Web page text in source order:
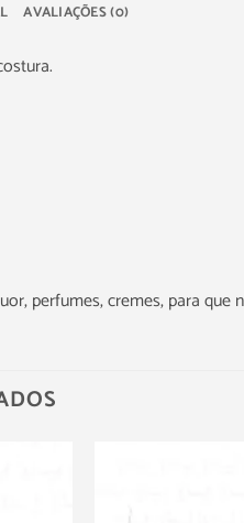
AVALIAÇÕES (0)
perfumes, cremes, para